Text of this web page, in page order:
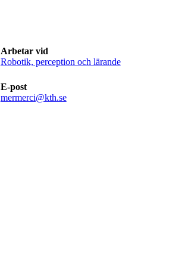
Arbetar vid
Robotik, perception och lärande
E-post
mermerci@kth.se